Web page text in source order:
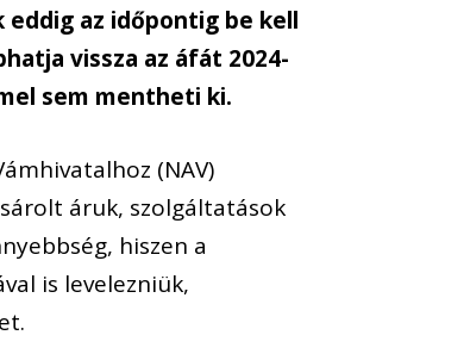
eddig az időpontig be kell
vissza az áfát 2024-
sem mentheti ki.
(NAV)
áruk, szolgáltatások
hiszen a
is levelezniük,